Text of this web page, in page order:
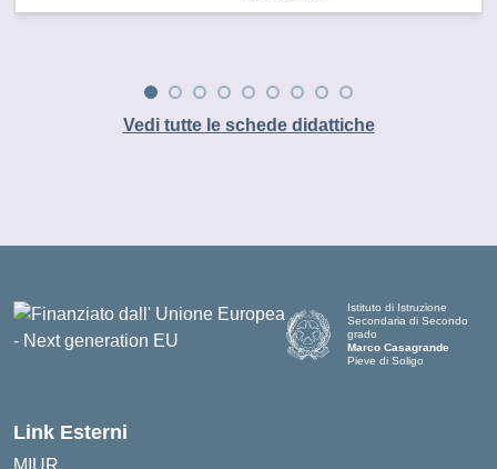
Vedi tutte le schede didattiche
Istituto di Istruzione
Secondaria di Secondo
grado
Marco Casagrande
Pieve di Soligo
Link Esterni
MIUR